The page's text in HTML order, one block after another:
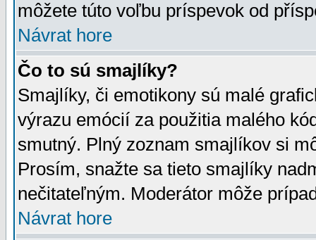
môžete túto voľbu príspevok od
Návrat hore
Čo to sú smajlíky?
Smajlíky, či emotikony sú malé
výrazu emócií za použitia malého
smutný. Plný zoznam smajlíkov si
Prosím, snažte sa tieto smajlíky
nečitateľným. Moderátor môže
Návrat hore